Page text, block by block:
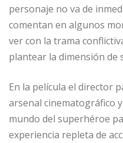
personaje no va de
comentan en algunos
ver con la trama
plantear la dimensión de
En la película el director
arsenal cinematográfico
mundo del superhéroe
experiencia repleta de